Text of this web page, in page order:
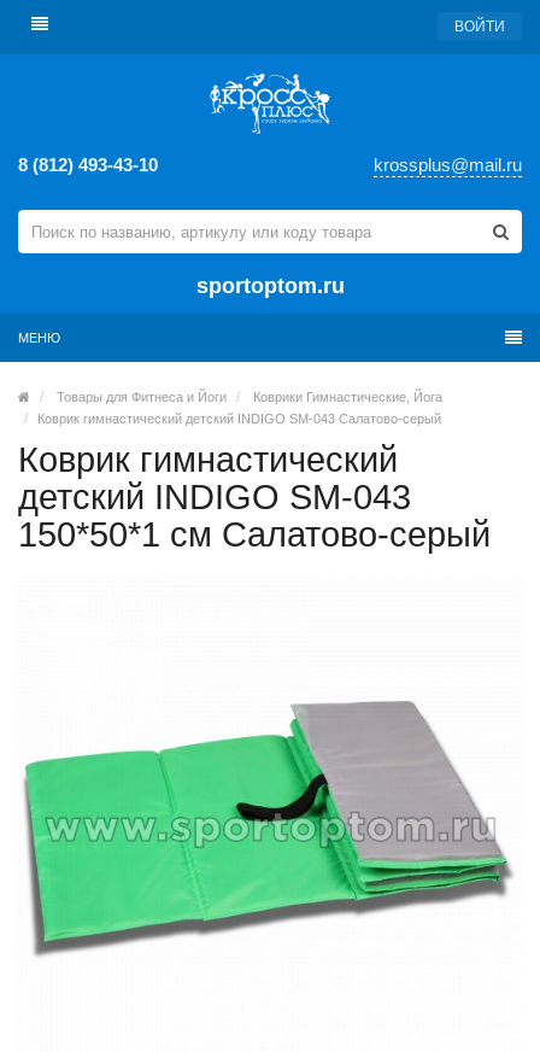
ВОЙТИ
8 (812) 493-43-10 krossplus@mail.ru
sportoptom.ru
МЕНЮ
Товары для Фитнеса и Йоги
Коврики Гимнастические, Йога
Коврик гимнастический детский INDIGO SM-043 Салатово-серый
Коврик гимнастический
детский INDIGO SM-043
150*50*1 см Салатово-серый